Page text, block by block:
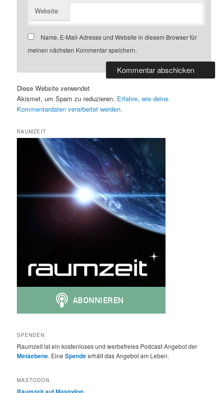
Website
Name, E-Mail-Adresse und Website in diesem Browser für
meinen nächsten Kommentar speichern.
Diese Website verwendet
Akismet, um Spam zu reduzieren. Erfahre, wie deine
Kommentardaten verarbeitet werden.
RAUMZEIT
SPENDEN
Raumzeit ist ein kostenloses und werbefreies Podcast-Angebot der
Metaebene. EineSpendeerhält das Angebot am Leben.
MASTODON